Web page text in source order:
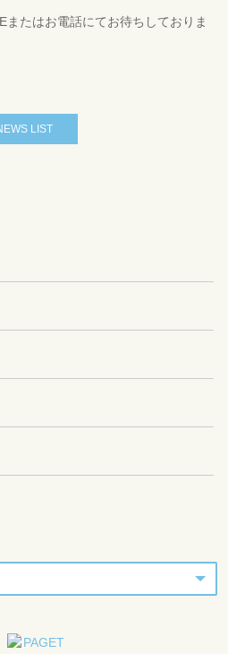
またはお電話にてお待ちしておりま
LIST